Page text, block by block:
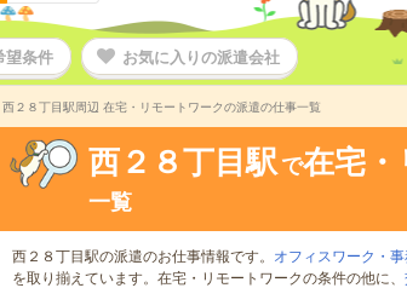
望条件 お気に入りの派遣会社
西２８丁目駅周辺 在宅・リモートワークの派遣の仕事一覧
西２８丁目駅 で在宅・
一覧
西２８丁目駅の派遣のお仕事情報です。 オフィスワーク・
を取り揃えています。在宅・リモートワークの条件の他に、